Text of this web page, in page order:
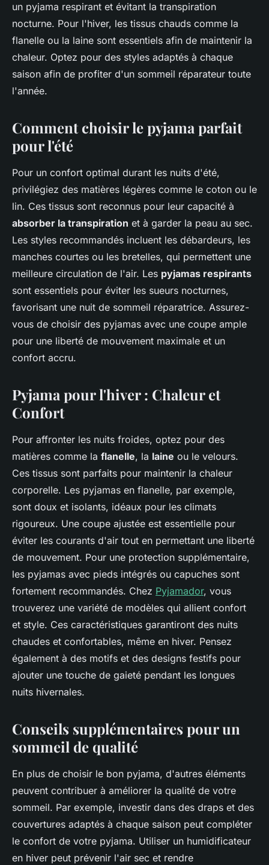
admin•22 juin 2024•2 min de lecture
un pyjama respirant et évitant la transpiration
nocturne. Pour l'hiver, les tissus chauds comme la
flanelle ou la laine sont essentiels afin de maintenir la
chaleur. Optez pour des styles adaptés à chaque
saison afin de profiter d'un sommeil réparateur toute
l'année.
Comment choisir le pyjama parfait
pour l'été
Pour un confort optimal durant les nuits d'été,
privilégiez des matières légères comme le coton ou le
lin. Ces tissus sont reconnus pour leur capacité à
absorber la transpiration et à garder la peau au sec.
Les styles recommandés incluent les débardeurs, les
manches courtes ou les bretelles, qui permettent une
meilleure circulation de l'air. Les pyjamas respirants
sont essentiels pour éviter les sueurs nocturnes,
favorisant une nuit de sommeil réparatrice. Assurez-
vous de choisir des pyjamas avec une coupe ample
pour une liberté de mouvement maximale et un
confort accru.
Pyjama pour l'hiver : Chaleur et
Confort
Pour affronter les nuits froides, optez pour des
matières comme la flanelle, la laine ou le velours.
Ces tissus sont parfaits pour maintenir la chaleur
corporelle. Les pyjamas en flanelle, par exemple,
sont doux et isolants, idéaux pour les climats
rigoureux. Une coupe ajustée est essentielle pour
éviter les courants d'air tout en permettant une liberté
de mouvement. Pour une protection supplémentaire,
les pyjamas avec pieds intégrés ou capuches sont
fortement recommandés. Chez Pyjamador, vous
trouverez une variété de modèles qui allient confort
et style. Ces caractéristiques garantiront des nuits
chaudes et confortables, même en hiver. Pensez
également à des motifs et des designs festifs pour
ajouter une touche de gaieté pendant les longues
nuits hivernales.
Conseils supplémentaires pour un
sommeil de qualité
En plus de choisir le bon pyjama, d'autres éléments
peuvent contribuer à améliorer la qualité de votre
sommeil. Par exemple, investir dans des draps et des
couvertures adaptés à chaque saison peut compléter
le confort de votre pyjama. Utiliser un humidificateur
en hiver peut prévenir l'air sec et rendre